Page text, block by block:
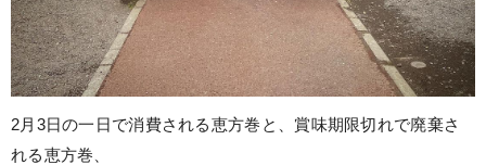
2月3日の一日で消費される恵方巻と、賞味期限切れで廃棄さ
れる恵方巻、